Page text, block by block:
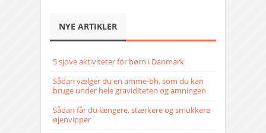
NYE ARTIKLER
5 sjove aktiviteter for børn i Danmark
Sådan vælger du en amme-bh, som du kan
bruge under hele graviditeten og amningen
Sådan får du længere, stærkere og smukkere
øjenvipper